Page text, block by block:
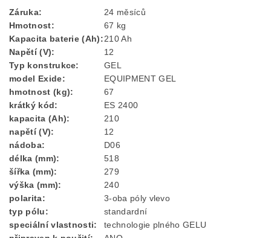
Záruka:
24 měsíců
Hmotnost:
67 kg
Kapacita baterie (Ah):210 Ah
Napětí (V):
12
Typ konstrukce:
GEL
model Exide:
EQUIPMENT GEL
hmotnost (kg):
67
krátký kód:
ES 2400
kapacita (Ah):
210
napětí (V):
12
nádoba:
D06
délka (mm):
518
šířka (mm):
279
výška (mm):
240
polarita:
3-oba póly vlevo
typ pólu:
standardní
speciální vlastnosti:
technologie plného GELU